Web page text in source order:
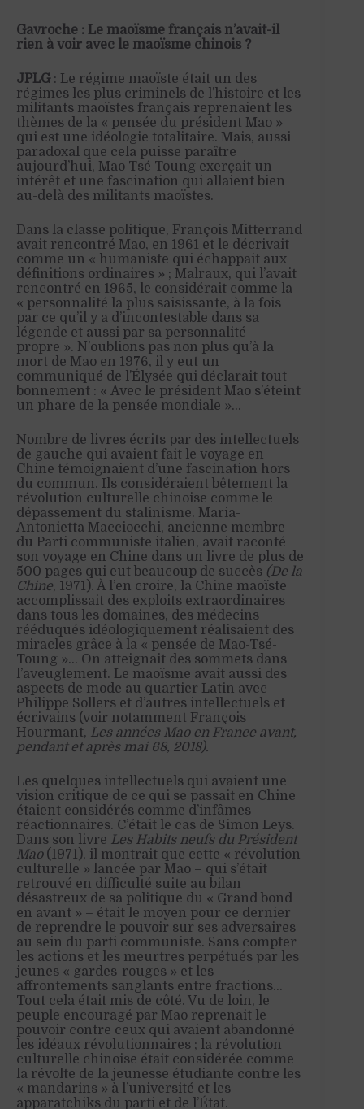
Gavroche : Le maoïsme français n’avait-il
rien à voir avec le maoïsme chinois ?
JPLG : Le régime maoïste était un des
régimes les plus criminels de l’histoire et les
militants maoïstes français reprenaient les
thèmes de la « pensée du président Mao »
qui est une idéologie totalitaire. Mais, aussi
paradoxal que cela puisse paraître
aujourd’hui, Mao Tsé Toung exerçait un
intérêt et une fascination qui allaient bien
au-delà des militants maoïstes.
Dans la classe politique, François Mitterrand
avait rencontré Mao, en 1961 et le décrivait
comme un « humaniste qui échappait aux
définitions ordinaires » ; Malraux, qui l’avait
rencontré en 1965, le considérait comme la
« personnalité la plus saisissante, à la fois
par ce qu’il y a d’incontestable dans sa
légende et aussi par sa personnalité
propre ». N’oublions pas non plus qu’à la
mort de Mao en 1976, il y eut un
communiqué de l’Élysée qui déclarait tout
bonnement : « Avec le président Mao s’éteint
un phare de la pensée mondiale »…
Nombre de livres écrits par des intellectuels
de gauche qui avaient fait le voyage en
Chine témoignaient d’une fascination hors
du commun. Ils considéraient bêtement la
révolution culturelle chinoise comme le
dépassement du stalinisme. Maria-
Antonietta Macciocchi, ancienne membre
du Parti communiste italien, avait raconté
son voyage en Chine dans un livre de plus de
500 pages qui eut beaucoup de succès (De la
Chine, 1971). À l’en croire, la Chine maoïste
accomplissait des exploits extraordinaires
dans tous les domaines, des médecins
rééduqués idéologiquement réalisaient des
miracles grâce à la « pensée de Mao-Tsé-
Toung »… On atteignait des sommets dans
l’aveuglement. Le maoïsme avait aussi des
aspects de mode au quartier Latin avec
Philippe Sollers et d’autres intellectuels et
écrivains (voir notamment François
Hourmant, Les années Mao en France avant,
pendant et après mai 68, 2018).
Les quelques intellectuels qui avaient une
vision critique de ce qui se passait en Chine
étaient considérés comme d’infâmes
réactionnaires. C’était le cas de Simon Leys.
Dans son livre Les Habits neufs du Président
Mao(1971), il montrait que cette « révolution
culturelle » lancée par Mao – qui s’était
retrouvé en difficulté suite au bilan
désastreux de sa politique du « Grand bond
en avant » – était le moyen pour ce dernier
de reprendre le pouvoir sur ses adversaires
au sein du parti communiste. Sans compter
les actions et les meurtres perpétués par les
jeunes « gardes-rouges » et les
affrontements sanglants entre fractions…
Tout cela était mis de côté. Vu de loin, le
peuple encouragé par Mao reprenait le
pouvoir contre ceux qui avaient abandonné
les idéaux révolutionnaires ; la révolution
culturelle chinoise était considérée comme
la révolte de la jeunesse étudiante contre les
« mandarins » à l’université et les
apparatchiks du parti et de l’État.